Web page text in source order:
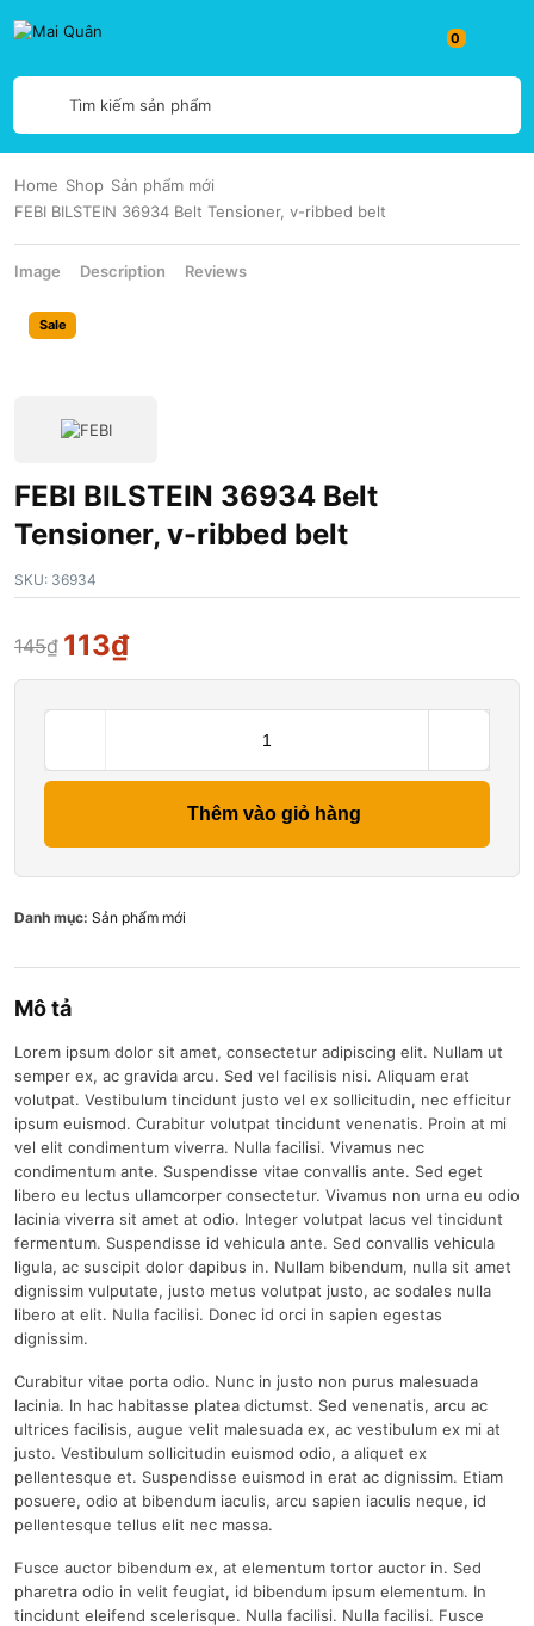
Tìm kiếm sản phẩm
Home Shop Sản phẩm mới
FEBI BILSTEIN 36934 Belt Tensioner, v-ribbed belt
Image Description Reviews
Sale
FEBI BILSTEIN 36934 Belt
Tensioner, v-ribbed belt
SKU: 36934
145₫ 113₫
Thêm vào giỏ hàng
Danh mục: Sản phẩm mới
Mô tả
Lorem ipsum dolor sit amet, consectetur adipiscing elit. Nullam ut
semper ex, ac gravida arcu. Sed vel facilisis nisi. Aliquam erat
volutpat. Vestibulum tincidunt justo vel ex sollicitudin, nec efficitur
ipsum euismod. Curabitur volutpat tincidunt venenatis. Proin at mi
vel elit condimentum viverra. Nulla facilisi. Vivamus nec
condimentum ante. Suspendisse vitae convallis ante. Sed eget
libero eu lectus ullamcorper consectetur. Vivamus non urna eu odio
lacinia viverra sit amet at odio. Integer volutpat lacus vel tincidunt
fermentum. Suspendisse id vehicula ante. Sed convallis vehicula
ligula, ac suscipit dolor dapibus in. Nullam bibendum, nulla sit amet
dignissim vulputate, justo metus volutpat justo, ac sodales nulla
libero at elit. Nulla facilisi. Donec id orci in sapien egestas
dignissim.
Curabitur vitae porta odio. Nunc in justo non purus malesuada
lacinia. In hac habitasse platea dictumst. Sed venenatis, arcu ac
ultrices facilisis, augue velit malesuada ex, ac vestibulum ex mi at
justo. Vestibulum sollicitudin euismod odio, a aliquet ex
pellentesque et. Suspendisse euismod in erat ac dignissim. Etiam
posuere, odio at bibendum iaculis, arcu sapien iaculis neque, id
pellentesque tellus elit nec massa.
Fusce auctor bibendum ex, at elementum tortor auctor in. Sed
pharetra odio in velit feugiat, id bibendum ipsum elementum. In
tincidunt eleifend scelerisque. Nulla facilisi. Nulla facilisi. Fusce